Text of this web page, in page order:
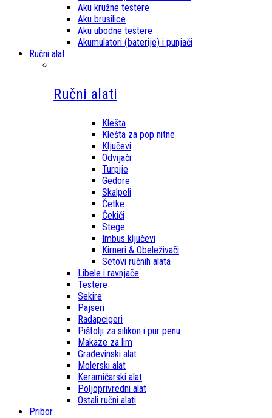
Aku kružne testere
Aku brusilice
Aku ubodne testere
Akumulatori (baterije) i punjači
Ručni alat
Ručni alati
Klešta
Klešta za pop nitne
Ključevi
Odvijači
Turpije
Gedore
Skalpeli
Četke
Čekići
Stege
Imbus ključevi
Kirneri & Obeleživači
Setovi ručnih alata
Libele i ravnjače
Testere
Sekire
Pajseri
Radapcigeri
Pištolji za silikon i pur penu
Makaze za lim
Građevinski alat
Molerski alat
Keramičarski alat
Poljoprivredni alat
Ostali ručni alati
Pribor